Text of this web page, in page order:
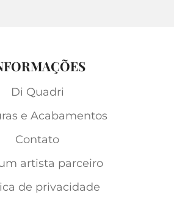
Di Quadri
e Acabamentos
Contato
artista parceiro
de privacidade